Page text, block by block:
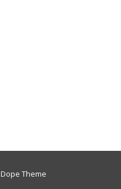
Theme